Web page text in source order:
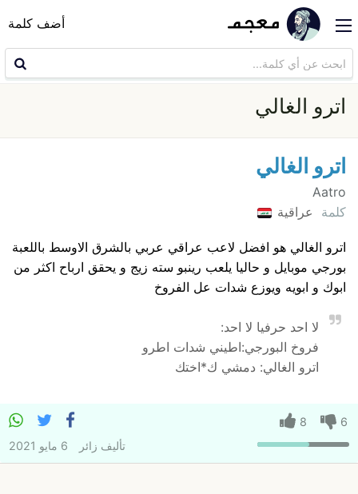
أضف كلمة
اترو الغالي
اترو الغالي
Aatro
كلمة
عراقية
اترو الغالي هو افضل لاعب عراقي عربي بالشرق الاوسط باللعبة
بورجي موبايل و حاليا يلعب رينبو سته زيج و يحقق ارباح اكثر من
ابوك و ابويه ويوزع شدات عل الفروخ
لا احد حرفيا لا احد:
فروخ البورجي:اطيني شدات اطرو
اترو الغالي: دمشي ك*اختك
6
8
تأليف زائر 6 مايو 2021